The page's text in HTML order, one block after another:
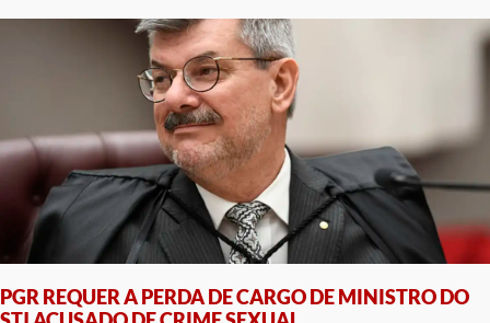
PGR REQUER A PERDA DE CARGO DE MINISTRO DO